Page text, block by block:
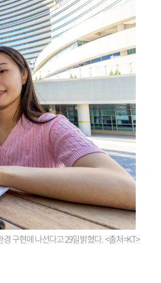
구현에 나선다고 29일 밝혔다. <출처=KT>